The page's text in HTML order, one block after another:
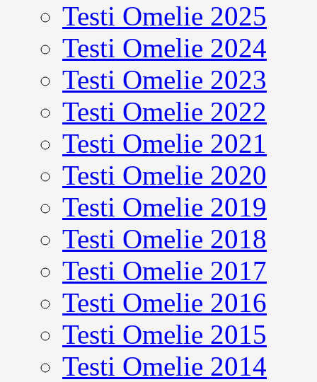
Testi Omelie 2025
Testi Omelie 2024
Testi Omelie 2023
Testi Omelie 2022
Testi Omelie 2021
Testi Omelie 2020
Testi Omelie 2019
Testi Omelie 2018
Testi Omelie 2017
Testi Omelie 2016
Testi Omelie 2015
Testi Omelie 2014